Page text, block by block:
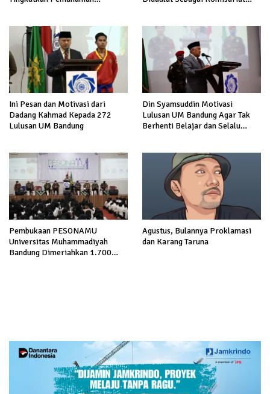
Ini Pesan dan Motivasi dari
Dadang Kahmad Kepada 272
Lulusan UM Bandung
Din Syamsuddin Motivasi
Lulusan UM Bandung Agar Tak
Berhenti Belajar dan Selalu
Pembukaan PESONAMU
Universitas Muhammadiyah
Bandung Dimeriahkan 1.700
Agustus, Bulannya Proklamasi
dan Karang Taruna